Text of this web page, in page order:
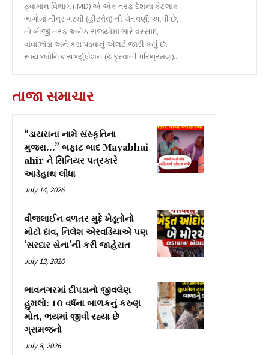
હવામાન વિભાગ (IMD) એ એક તરફ દેશના કેટલાક
ભાગોમાં તીવ્ર ગરમી (હીટવેવ) ની ચેતવણી આપી છે,
તો બીજી તરફ અનેક રાજ્યોમાં ભારે વરસાદ,
વાવાઝોડા અને કરા પડવાનું એલર્ટ જારી કર્યું છે.
સાયક્લોનિક સર્ક્યુલેશન (ચક્રવાતી પરિભ્રમણ)...
તાજા સમાચાર
“ડાયરાના નામે સંસ્કૃતિના
મુજરા…” બફાટ બાદ Mayabhai
ahir ને સિનિયર પત્રકારે
આડેહાથ લીધા
July 14, 2026
વીજલાઈન વળતર મુદ્દે ખેડૂતોનો
મોટો દાવ, નિલેશ એરવડિયાએ પણ
‘સરદાર સેના’ની કરી જાહેરાત
July 13, 2026
ભાવનગરમાં દીપડાનો જીવલેણ
હુમલો: 10 વર્ષના બાળકનું કરુણ
મોત, ભયમાં જીવી રહ્યા છે
ગ્રામજનો
July 8, 2026